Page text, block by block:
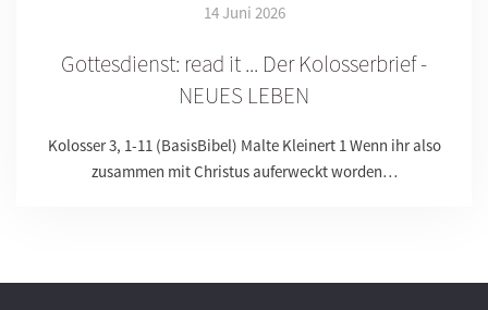
14 Juni 2026
Gottesdienst: read it ... Der Kolosserbrief -
NEUES LEBEN
Kolosser 3, 1-11 (BasisBibel) Malte Kleinert 1 Wenn ihr also
zusammen mit Christus auferweckt worden…